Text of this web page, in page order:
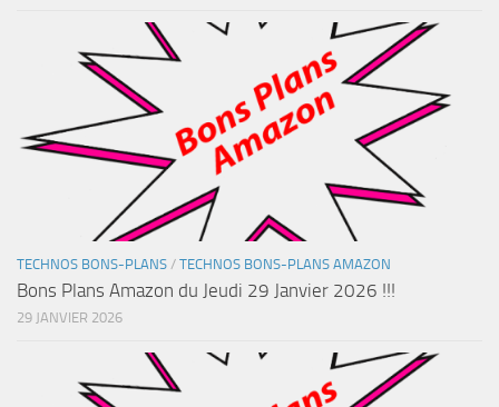
TECHNOS BONS-PLANS / TECHNOS BONS-PLANS AMAZON
Bons Plans Amazon du Jeudi 29 Janvier 2026 !!!
29 JANVIER 2026